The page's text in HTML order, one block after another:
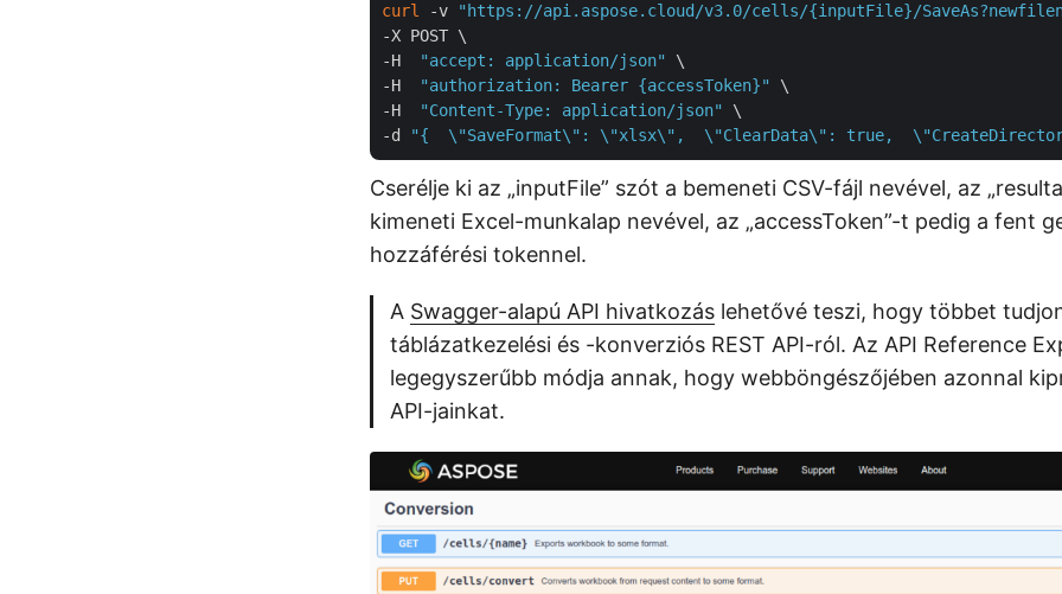
curl -v
"https://api.aspose.cloud/v3.0/cells/{inputFile}/
-X POST \
-H
"accept: application/json"
\
-H
"authorization: Bearer {accessToken}"
\
-H
"Content-Type: application/json"
\
-d
"{  \"SaveFormat\": \"xlsx\",  \"ClearData\": true,
Cserélje ki az „inputFile” szót a bemeneti CSV-fájl nevével, az
kimeneti Excel-munkalap nevével, az „accessToken”-t pedig a fent
hozzáférési tokennel.
A Swagger-alapú API hivatkozás lehetővé teszi, hogy többet
táblázatkezelési és -konverziós REST API-ról. Az API Reference
legegyszerűbb módja annak, hogy webböngészőjében azonnal
API-jainkat.